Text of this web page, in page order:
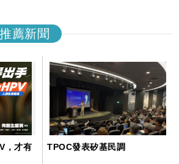
薦新聞
，才有
TPOC發表矽基民調